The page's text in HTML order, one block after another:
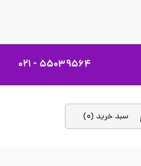
۵۵۰۳۹۵۶۴ - ۰۲۱
سبد خرید (۰)